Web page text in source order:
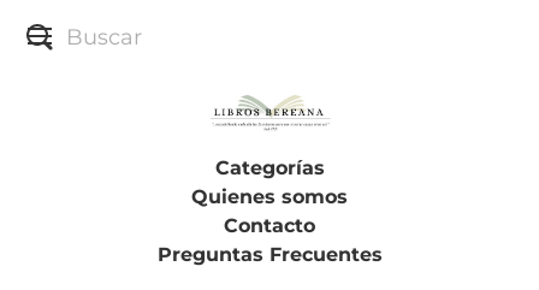
Categorías
Quienes somos
Contacto
Preguntas Frecuentes